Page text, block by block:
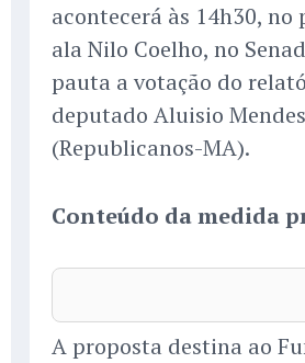
acontecerá às 14h30, no
ala Nilo Coelho, no
pauta a votação do
deputado Aluisio Mendes
(Republicanos-MA).
Conteúdo da medida
A proposta destina ao